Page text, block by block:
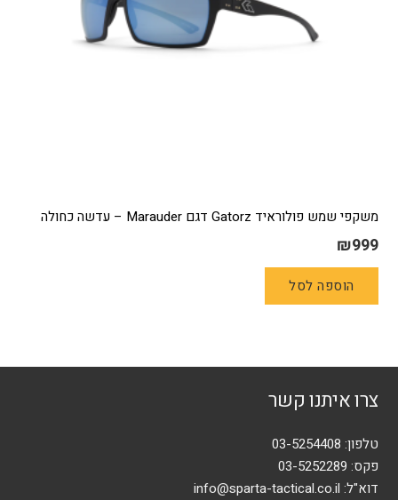
משקפי שמש פולוראיד Gatorz דגם Marauder – עדשה כחולה
₪999
הוספה לסל
צרו איתנו קשר
טלפון: 03-5254408
פקס: 03-5252289
דוא"ל: info@sparta-tactical.co.il